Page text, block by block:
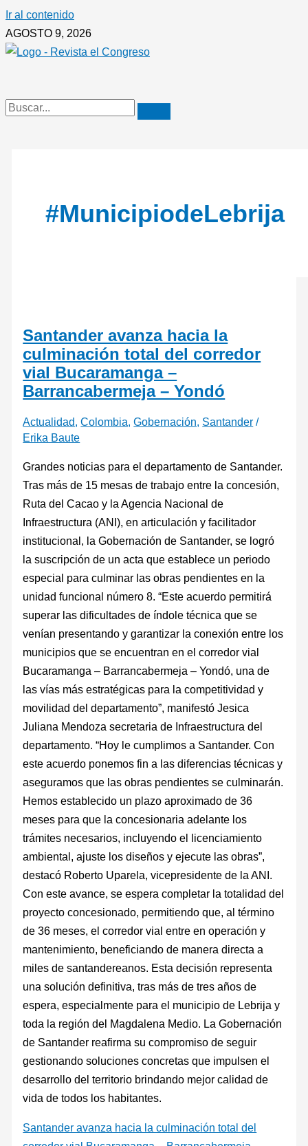
Ir al contenido
AGOSTO 9, 2026
#MunicipiodeLebrija
Santander avanza hacia la
culminación total del corredor
vial Bucaramanga –
Barrancabermeja – Yondó
Actualidad,Colombia,Gobernación, Santander /
Erika Baute
Grandes noticias para el departamento de Santander.
Tras más de 15 mesas de trabajo entre la concesión,
Ruta del Cacao y la Agencia Nacional de
Infraestructura (ANI), en articulación y facilitador
institucional, la Gobernación de Santander, se logró
la suscripción de un acta que establece un periodo
especial para culminar las obras pendientes en la
unidad funcional número 8. “Este acuerdo permitirá
superar las dificultades de índole técnica que se
venían presentando y garantizar la conexión entre los
municipios que se encuentran en el corredor vial
Bucaramanga – Barrancabermeja – Yondó, una de
las vías más estratégicas para la competitividad y
movilidad del departamento”, manifestó Jesica
Juliana Mendoza secretaria de Infraestructura del
departamento. “Hoy le cumplimos a Santander. Con
este acuerdo ponemos fin a las diferencias técnicas y
aseguramos que las obras pendientes se culminarán.
Hemos establecido un plazo aproximado de 36
meses para que la concesionaria adelante los
trámites necesarios, incluyendo el licenciamiento
ambiental, ajuste los diseños y ejecute las obras”,
destacó Roberto Uparela, vicepresidente de la ANI.
Con este avance, se espera completar la totalidad del
proyecto concesionado, permitiendo que, al término
de 36 meses, el corredor vial entre en operación y
mantenimiento, beneficiando de manera directa a
miles de santandereanos. Esta decisión representa
una solución definitiva, tras más de tres años de
espera, especialmente para el municipio de Lebrija y
toda la región del Magdalena Medio. La Gobernación
de Santander reafirma su compromiso de seguir
gestionando soluciones concretas que impulsen el
desarrollo del territorio brindando mejor calidad de
vida de todos los habitantes.
Santander avanza hacia la culminación total del